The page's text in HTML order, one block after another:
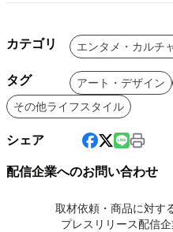
カテゴリ エンタメ・カルチ
タグ アート・デザイン
その他ライフスタイル
シェア
配信企業へのお問い合わせ
取材依頼・商品に対す
プレスリリース配信